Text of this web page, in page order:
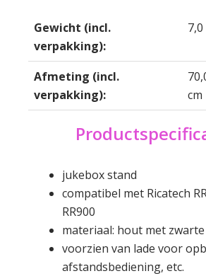
Gewicht (incl.
verpakking):
Afmeting (incl.
verpakking):
cm
jukebox stand
compatibel met Ricatech
RR900
materiaal: hout met
voorzien van lade voor
afstandsbediening, etc.